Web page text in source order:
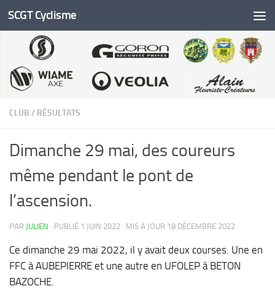
Skip to content
SCGT Cyclisme
CLUB / RÉSULTATS
Dimanche 29 mai, des coureurs
même pendant le pont de
l’ascension.
PAR JULIEN · PUBLIÉ 1 JUIN 2022 · MIS À JOUR 18 DÉCEMBRE 2022
Ce dimanche 29 mai 2022, il y avait deux courses. Une en
FFC à AUBEPIERRE et une autre en UFOLEP à BETON
BAZOCHE.